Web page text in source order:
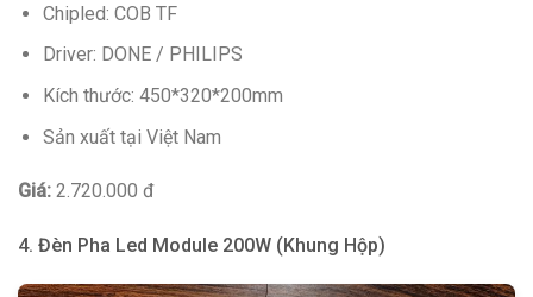
Chipled: COB TF
Driver: DONE / PHILIPS
Kích thước: 450*320*200mm
Sản xuất tại Việt Nam
Giá: 2.720.000 đ
4. Đèn Pha Led Module 200W (Khung Hộp)